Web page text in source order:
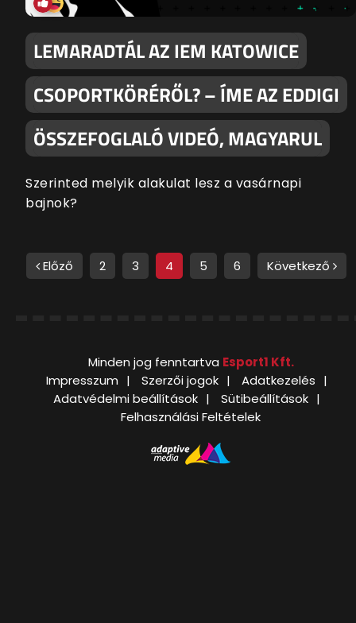
LEMARADTÁL AZ IEM KATOWICE
CSOPORTKÖRÉRŐL? – ÍME AZ EDDIGI
ÖSSZEFOGLALÓ VIDEÓ, MAGYARUL
Szerinted melyik alakulat lesz a vasárnapi
bajnok?
Előző 2 3 4 5 6 Következő
Minden jog fenntartva Esport1 Kft.
Impresszum
Szerzői jogok
Adatkezelés
Adatvédelmi beállítások
Sütibeállítások
Felhasználási Feltételek